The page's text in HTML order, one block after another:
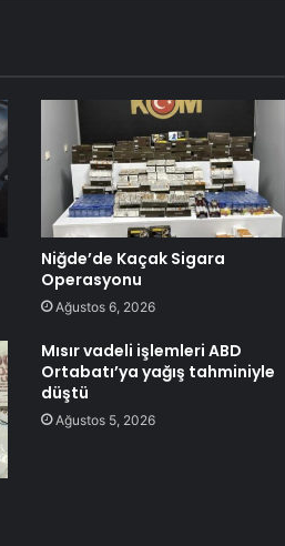
Niğde’de Kaçak Sigara
Operasyonu
Ağustos 6, 2026
Mısır vadeli işlemleri ABD
Ortabatı’ya yağış tahminiyle
düştü
Ağustos 5, 2026